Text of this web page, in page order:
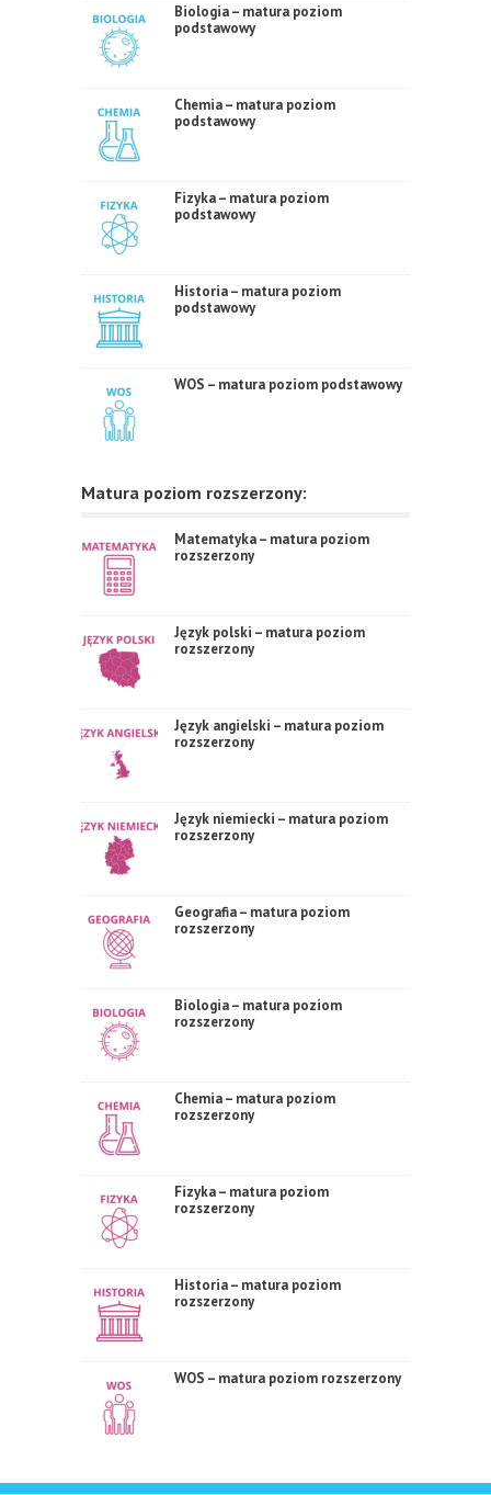
Biologia – matura poziom
podstawowy
Chemia – matura poziom
podstawowy
Fizyka – matura poziom
podstawowy
Historia – matura poziom
podstawowy
WOS – matura poziom podstawowy
Matura poziom rozszerzony:
Matematyka – matura poziom
rozszerzony
Język polski – matura poziom
rozszerzony
Język angielski – matura poziom
rozszerzony
Język niemiecki – matura poziom
rozszerzony
Geografia – matura poziom
rozszerzony
Biologia – matura poziom
rozszerzony
Chemia – matura poziom
rozszerzony
Fizyka – matura poziom
rozszerzony
Historia – matura poziom
rozszerzony
WOS – matura poziom rozszerzony